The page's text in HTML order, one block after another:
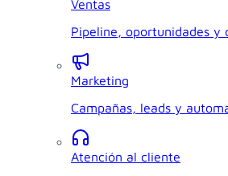
Ventas
Pipeline, oportunidades y
Marketing
Campañas, leads y
Atención al cliente